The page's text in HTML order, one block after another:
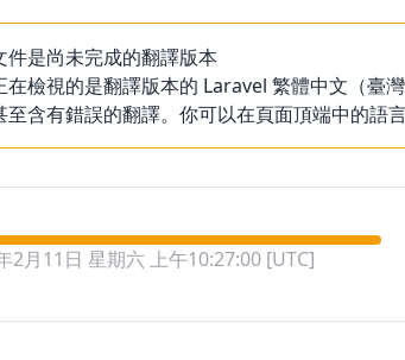
件是尚未完成的翻譯版本
在檢視的是翻譯版本的 Laravel 繁體中文（臺
至含有錯誤的翻譯。你可以在頁面頂端中的語
2月11日 星期六 上午10:27:00 [UTC]